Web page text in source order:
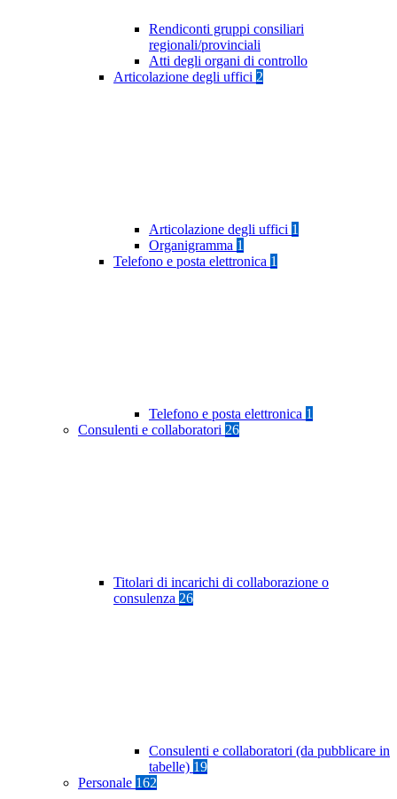
Rendiconti gruppi consiliari
regionali/provinciali
Atti degli organi di controllo
Articolazione degli uffici 2
Articolazione degli uffici 1
Organigramma 1
Telefono e posta elettronica 1
Telefono e posta elettronica 1
Consulenti e collaboratori 26
Titolari di incarichi di collaborazione o
consulenza 26
Consulenti e collaboratori (da pubblicare in
tabelle) 19
Personale 162